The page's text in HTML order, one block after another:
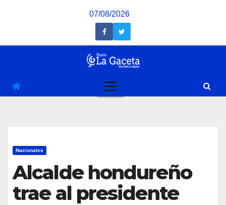
07/08/2026
Nacionales
Alcalde hondureño
trae al presidente